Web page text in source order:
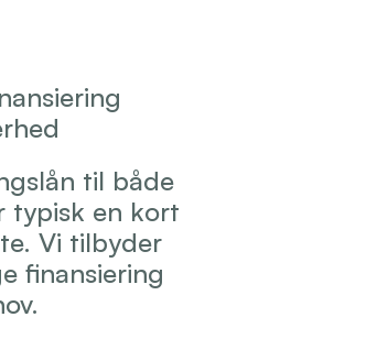
til både
typisk en kort
Vi tilbyder
finansiering